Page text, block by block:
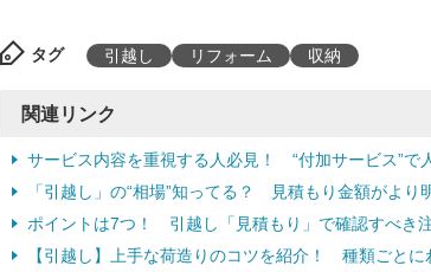
タグ 引越し リフォーム 収納
関連リンク
サービス内容を重視する人必見！ “付加サービス”で
「引越し」の“相場”知ってる？ 見積もり金額がより
ポイントは7つ！ 引越し「見積もり」で確認すべき
【引越し】上手な荷造りのコツを紹介！ 種類ごとに